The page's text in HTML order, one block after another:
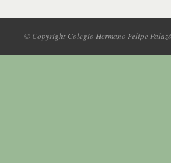
© Copyright Colegio Hermano Felipe